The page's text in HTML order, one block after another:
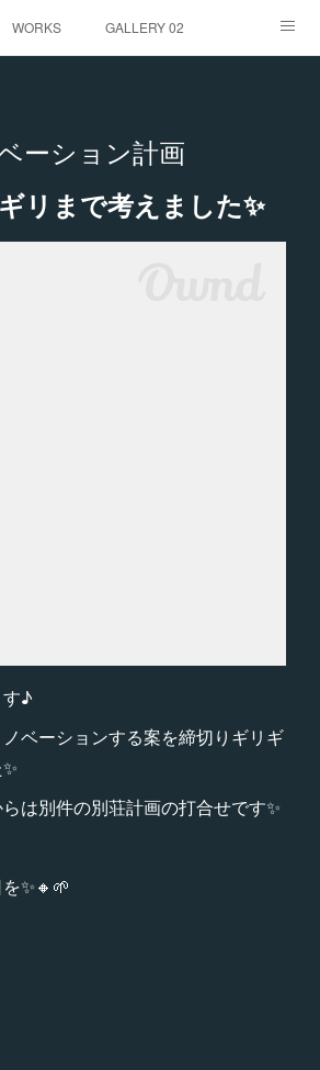
WORKS GALLERY 02
ーション計画
リまで考えました✨
♪
ベーションする案を締切りギリギ
は別件の別荘計画の打合せです✨
✨🔸🌱